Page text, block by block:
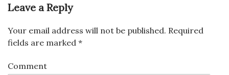
Leave a Reply
Your email address will not be published. Required
fields are marked *
Comment